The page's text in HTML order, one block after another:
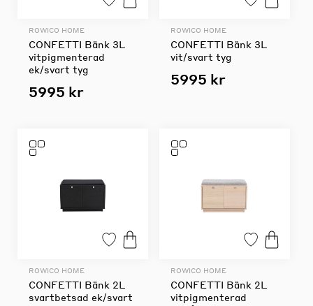
ROWICO HOME
CONFETTI Bänk 3L
vitpigmenterad
ek/svart tyg
5995 kr
ROWICO HOME
CONFETTI Bänk 3L
vit/svart tyg
5995 kr
ROWICO HOME
CONFETTI Bänk 2L
svartbetsad ek/svart
ROWICO HOME
CONFETTI Bänk 2L
vitpigmenterad